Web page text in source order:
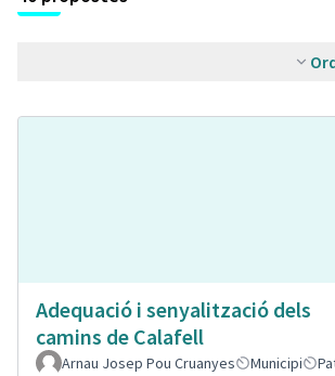
Adequació i senyalització dels
camins de Calafell
Arnau Josep Pou Cruanyes Municipi